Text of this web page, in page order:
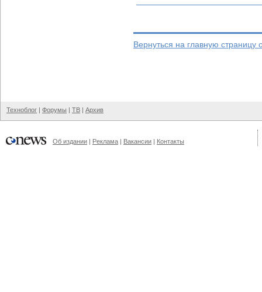
Вернуться на главную страницу
Техноблог | Форумы | ТВ | Архив
Об издании | Реклама | Вакансии | Контакты